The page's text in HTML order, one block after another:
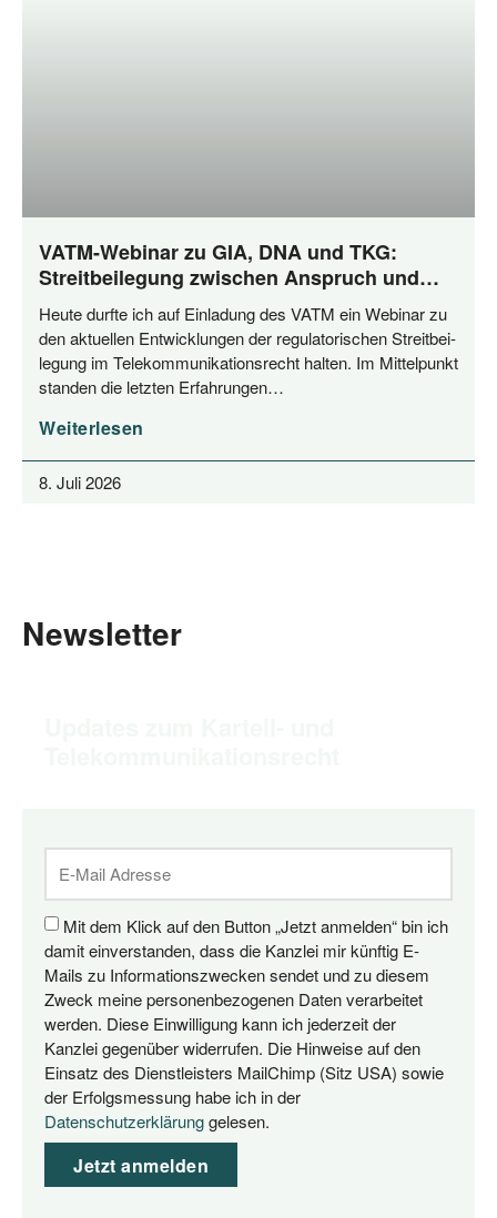
VATM-Webinar zu GIA, DNA und TKG:
Streitbeilegung zwischen Anspruch und
Praxis
Heu­te durf­te ich auf Ein­la­dung des VATM ein Web­i­nar zu
den aktu­el­len Ent­wick­lun­gen der regu­la­to­ri­schen Streit­bei­
le­gung im Tele­kom­mu­ni­ka­ti­ons­recht hal­ten. Im Mit­tel­punkt
stan­den die letz­ten Erfahrungen…
Weiterlesen
8. Juli 2026
Newsletter
Mit dem Klick auf den Button „Jetzt anmelden“ bin ich
damit einverstanden, dass die Kanzlei mir künftig E-
Mails zu Informationszwecken sendet und zu diesem
Zweck meine personenbezogenen Daten verarbeitet
werden. Diese Einwilligung kann ich jederzeit der
Kanzlei gegenüber widerrufen. Die Hinweise auf den
Einsatz des Dienstleisters MailChimp (Sitz USA) sowie
der Erfolgsmessung habe ich in der
Datenschutzerklärunggelesen.
Jetzt anmelden